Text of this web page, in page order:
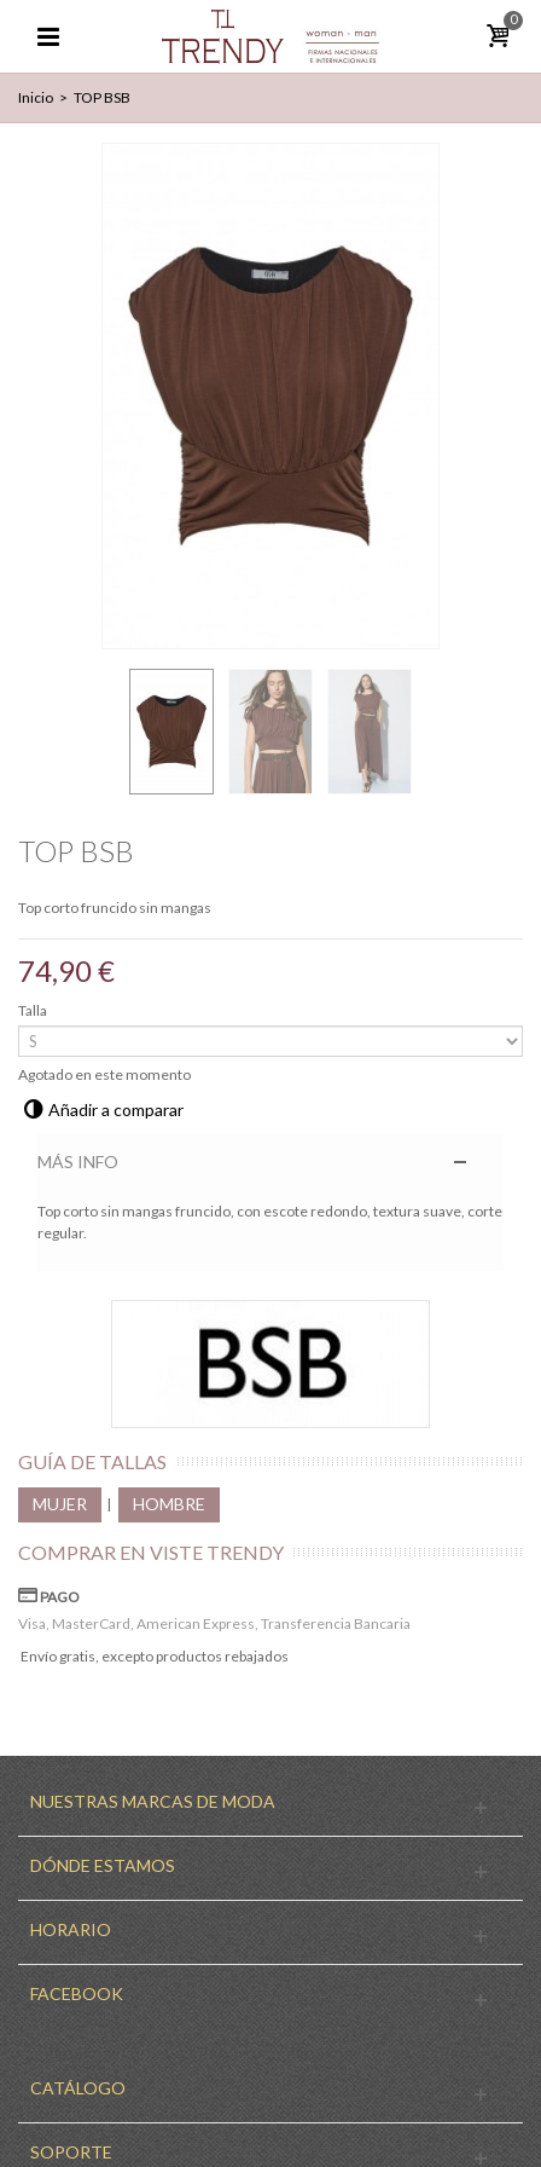
0
Inicio > TOP BSB
TOP BSB
Top corto fruncido sin mangas
74,90 €
Talla
Agotado en este momento
Añadir a comparar
MÁS INFO
Top corto sin mangas fruncido, con escote redondo, textura suave, corte
regular.
GUÍA DE TALLAS
MUJER | HOMBRE
COMPRAR EN VISTE TRENDY
PAGO
Visa, MasterCard, American Express, Transferencia Bancaria
Envío gratis, excepto productos rebajados
NUESTRAS MARCAS DE MODA
DÓNDE ESTAMOS
HORARIO
FACEBOOK
CATÁLOGO
SOPORTE